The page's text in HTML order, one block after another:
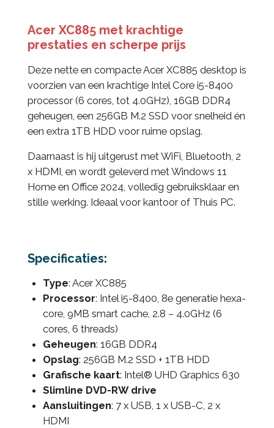
Acer XC885 met krachtige
prestaties en scherpe prijs
Deze nette en compacte Acer XC885 desktop is
voorzien van een krachtige Intel Core i5-8400
processor (6 cores, tot 4.0GHz), 16GB DDR4
geheugen, een 256GB M.2 SSD voor snelheid én
een extra 1TB HDD voor ruime opslag.
Daarnaast is hij uitgerust met WiFi, Bluetooth, 2
x HDMI, en wordt geleverd met Windows 11
Home en Office 2024, volledig gebruiksklaar en
stille werking. Ideaal voor kantoor of Thuis PC.
Specificaties:
Type: Acer XC885
Processor: Intel i5-8400, 8e generatie hexa-
core, 9MB smart cache, 2.8 – 4.0GHz (6
cores, 6 threads)
Geheugen: 16GB DDR4
Opslag: 256GB M.2 SSD + 1TB HDD
Grafische kaart: Intel® UHD Graphics 630
Slimline DVD-RW drive
Aansluitingen: 7 x USB, 1 x USB-C, 2 x
HDMI